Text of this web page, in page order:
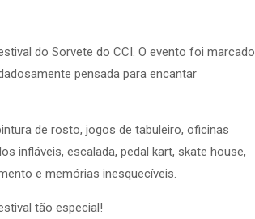
do Sorvete do CCI. O evento foi marcado
pensada para encantar
de rosto, jogos de tabuleiro, oficinas
infláveis, escalada, pedal kart, skate house,
e memórias inesquecíveis.
tão especial!